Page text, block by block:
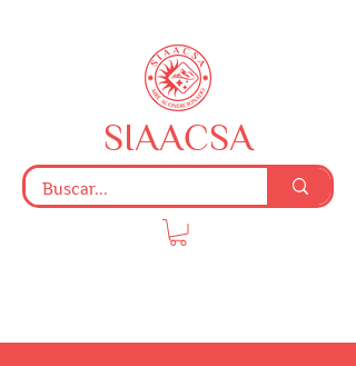
SIAACSA